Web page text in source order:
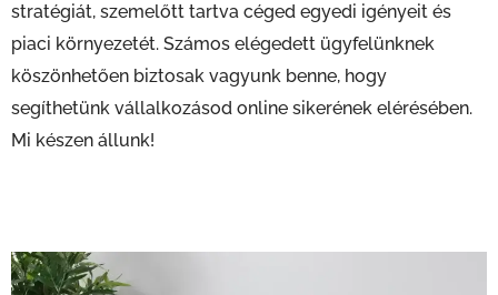
stratégiát, szemelőtt tartva céged egyedi igényeit és
piaci környezetét. Számos elégedett ügyfelünknek
köszönhetően biztosak vagyunk benne, hogy
segíthetünk vállalkozásod online sikerének elérésében.
Mi készen állunk!